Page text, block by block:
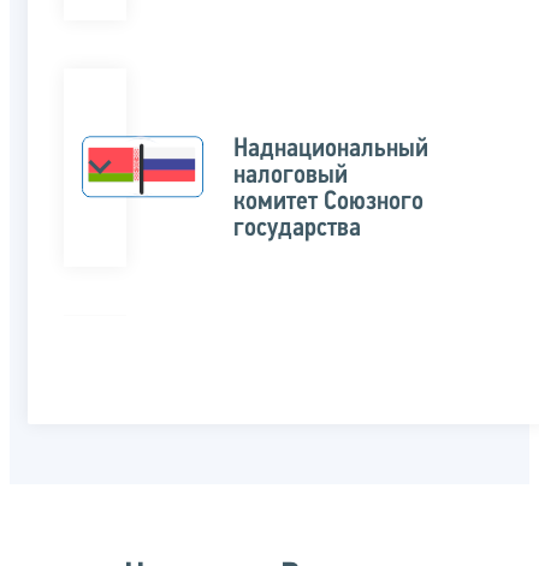
Наднациональный
налоговый
комитет Союзного
государства